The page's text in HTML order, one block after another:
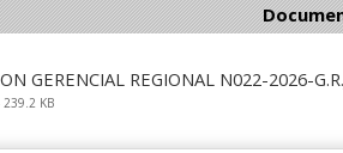
GERENCIAL REGIONAL N022-2026-
KB